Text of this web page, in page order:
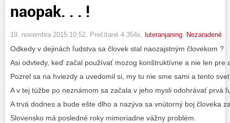
naopak. . . !
19. novembra 2015 10:52 , Prečítané 4 354x, luteranjaning Nezaradené
Odkedy v dejinách ľudstva sa človek stal naozajstným človekom ?
Asi odvtedy, keď začal používať mozog konštruktívne a nie len pre
Pozrel sa na hviezdy a uvedomil si, my tu nie sme sami a tento
A v tej túžbe po neznámom sa začala v jeho mysli odohrávať prvá
A trvá dodnes a bude ešte dlho a nazýva sa vnútorný boj človeka
Slovensko má posledné roky mimoriadne vážny problém.